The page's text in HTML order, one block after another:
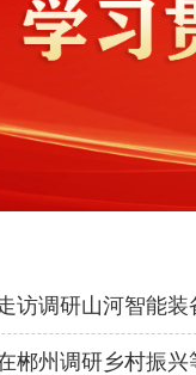
访调研山河智能
郴州调研乡村振兴